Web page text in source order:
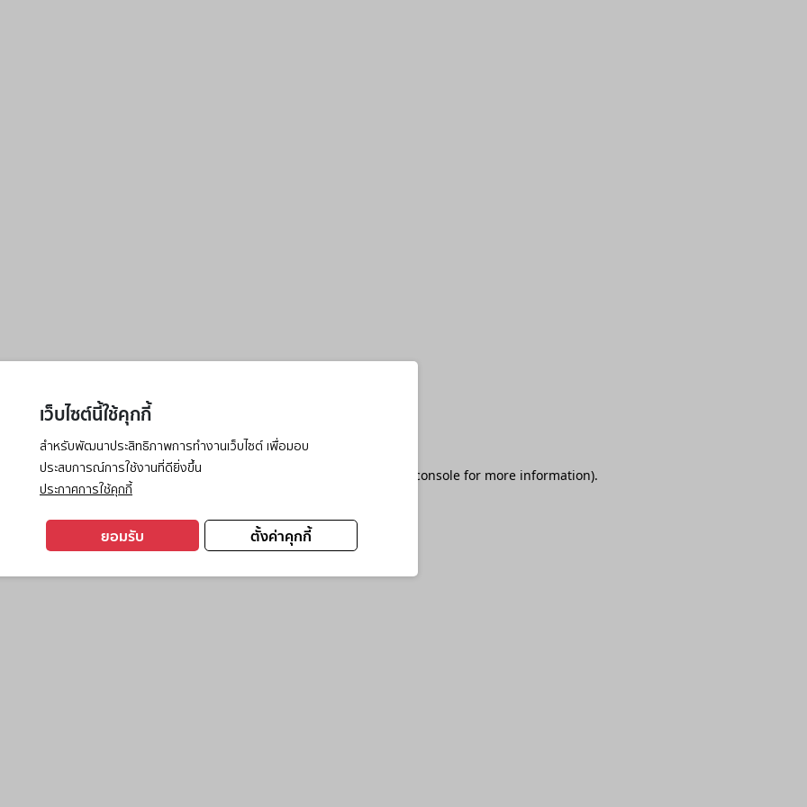
เว็บไซต์นี้ใช้คุกกี้
สำหรับพัฒนาประสิทธิภาพการทำงานเว็บไซต์ เพื่อมอบ
ประสบการณ์การใช้งานที่ดียิ่งขึ้น
ประกาศการใช้คุกกี้
ตั้งค่าคุกกี้
ยอมรับ
has occurred while loading browser console for more information).